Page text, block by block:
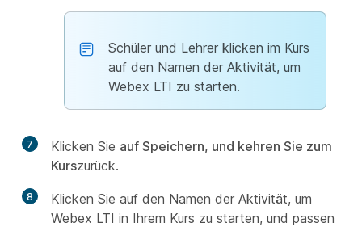
Schüler und Lehrer klicken im Kurs
auf den Namen der Aktivität, um
Webex LTI zu starten.
7 Klicken Sie auf Speichern, und kehren Sie zum
Kurszurück.
8
Klicken Sie auf den Namen der Aktivität, um
Webex LTI in Ihrem Kurs zu starten, und passen